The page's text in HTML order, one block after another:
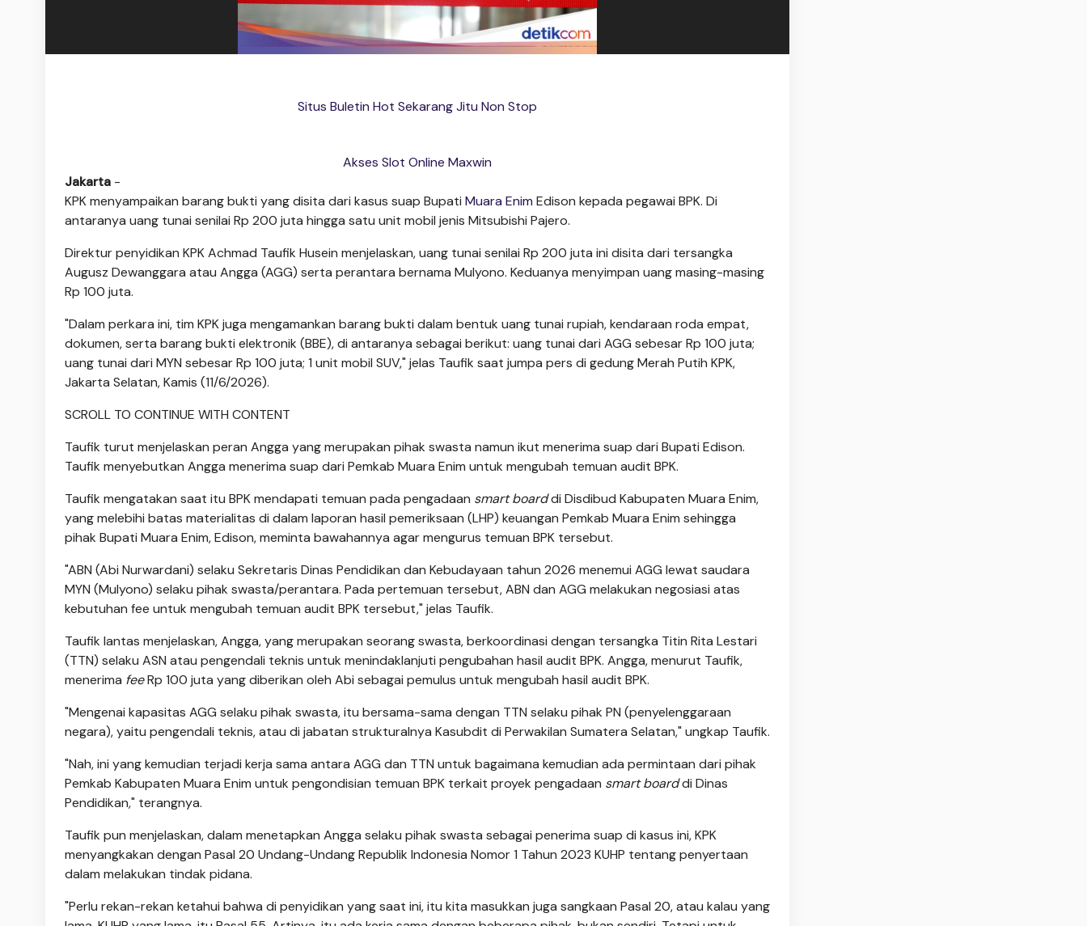
Situs Buletin Hot Sekarang Jitu Non Stop
Akses Slot Online Maxwin
Jakarta -
KPK menyampaikan barang bukti yang disita dari kasus suap Bupati Muara Enim Edison kepada pegawai BPK. Di
antaranya uang tunai senilai Rp 200 juta hingga satu unit mobil jenis Mitsubishi Pajero.
Direktur penyidikan KPK Achmad Taufik Husein menjelaskan, uang tunai senilai Rp 200 juta ini disita dari tersangka
Augusz Dewanggara atau Angga (AGG) serta perantara bernama Mulyono. Keduanya menyimpan uang masing-masing
Rp 100 juta.
"Dalam perkara ini, tim KPK juga mengamankan barang bukti dalam bentuk uang tunai rupiah, kendaraan roda empat,
dokumen, serta barang bukti elektronik (BBE), di antaranya sebagai berikut: uang tunai dari AGG sebesar Rp 100 juta;
uang tunai dari MYN sebesar Rp 100 juta; 1 unit mobil SUV," jelas Taufik saat jumpa pers di gedung Merah Putih KPK,
Jakarta Selatan, Kamis (11/6/2026).
SCROLL TO CONTINUE WITH CONTENT
Taufik turut menjelaskan peran Angga yang merupakan pihak swasta namun ikut menerima suap dari Bupati Edison.
Taufik menyebutkan Angga menerima suap dari Pemkab Muara Enim untuk mengubah temuan audit BPK.
Taufik mengatakan saat itu BPK mendapati temuan pada pengadaan smart boarddi Disdibud Kabupaten Muara Enim,
yang melebihi batas materialitas di dalam laporan hasil pemeriksaan (LHP) keuangan Pemkab Muara Enim sehingga
pihak Bupati Muara Enim, Edison, meminta bawahannya agar mengurus temuan BPK tersebut.
"ABN (Abi Nurwardani) selaku Sekretaris Dinas Pendidikan dan Kebudayaan tahun 2026 menemui AGG lewat saudara
MYN (Mulyono) selaku pihak swasta/perantara. Pada pertemuan tersebut, ABN dan AGG melakukan negosiasi atas
kebutuhan fee untuk mengubah temuan audit BPK tersebut," jelas Taufik.
Taufik lantas menjelaskan, Angga, yang merupakan seorang swasta, berkoordinasi dengan tersangka Titin Rita Lestari
(TTN) selaku ASN atau pengendali teknis untuk menindaklanjuti pengubahan hasil audit BPK. Angga, menurut Taufik,
menerima feeRp 100 juta yang diberikan oleh Abi sebagai pemulus untuk mengubah hasil audit BPK.
"Mengenai kapasitas AGG selaku pihak swasta, itu bersama-sama dengan TTN selaku pihak PN (penyelenggaraan
negara), yaitu pengendali teknis, atau di jabatan strukturalnya Kasubdit di Perwakilan Sumatera Selatan," ungkap Taufik.
"Nah, ini yang kemudian terjadi kerja sama antara AGG dan TTN untuk bagaimana kemudian ada permintaan dari pihak
Pemkab Kabupaten Muara Enim untuk pengondisian temuan BPK terkait proyek pengadaan smart boarddi Dinas
Pendidikan," terangnya.
Taufik pun menjelaskan, dalam menetapkan Angga selaku pihak swasta sebagai penerima suap di kasus ini, KPK
menyangkakan dengan Pasal 20 Undang-Undang Republik Indonesia Nomor 1 Tahun 2023 KUHP tentang penyertaan
dalam melakukan tindak pidana.
"Perlu rekan-rekan ketahui bahwa di penyidikan yang saat ini, itu kita masukkan juga sangkaan Pasal 20, atau kalau yang